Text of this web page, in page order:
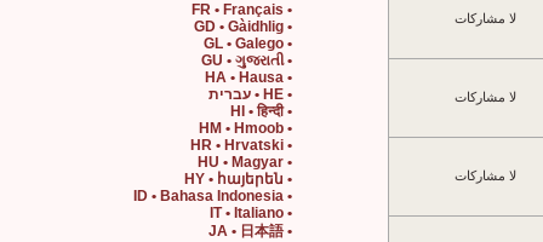
لا مشاركات
لا مشاركات
لا مشاركات
• FR • Français
• GD • Gàidhlig
• GL • Galego
• GU • ગુજરાતી
• HA • Hausa
• HE • עברית
• HI • हिन्दी
• HM • Hmoob
• HR • Hrvatski
• HU • Magyar
• HY • հայերեն
• ID • Bahasa Indonesia
• IT • Italiano
• JA • 日本語